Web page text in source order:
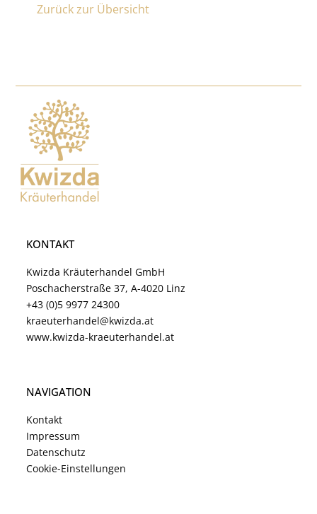
Zurück zur Übersicht
KONTAKT
Kwizda Kräuterhandel GmbH
Poschacherstraße 37, A-4020 Linz
+43 (0)5 9977 24300
kraeuterhandel@kwizda.at
www.kwizda-kraeuterhandel.at
NAVIGATION
Kontakt
Impressum
Datenschutz
Cookie-Einstellungen